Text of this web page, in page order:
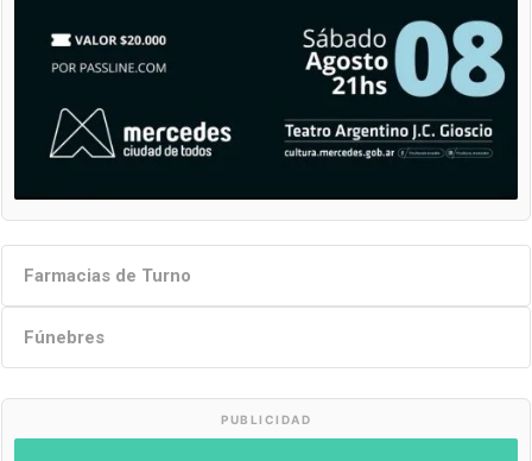
Farmacias de Turno
Fúnebres
PUBLICIDAD